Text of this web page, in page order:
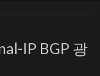
IP BGP 광